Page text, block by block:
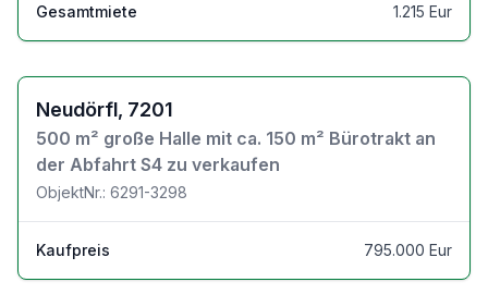
Gesamtmiete 1.215 Eur
Zu den Objektdetails
Neudörfl, 7201
500 m² große Halle mit ca. 150 m² Bürotrakt an
der Abfahrt S4 zu verkaufen
ObjektNr.: 6291-3298
Kaufpreis 795.000 Eur